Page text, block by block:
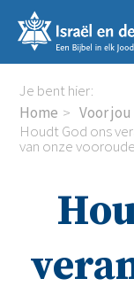
links
naar
de
inhoud
Je bent hier:
Home
Voor jou
Houdt God ons
van onze